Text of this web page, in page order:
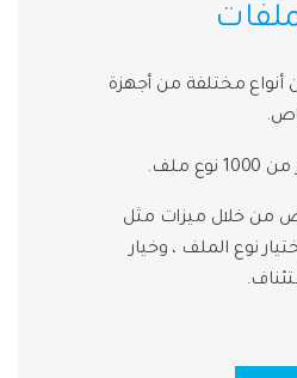
أنواع مختلفة من أجهزة
ملف.
من خلال ميزات مثل
نوع الملف ، وخيار